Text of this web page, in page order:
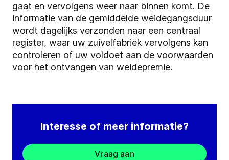
gaat en vervolgens weer naar binnen komt. De
informatie van de gemiddelde weidegangsduur
wordt dagelijks verzonden naar een centraal
register, waar uw zuivelfabriek vervolgens kan
controleren of uw voldoet aan de voorwaarden
voor het ontvangen van weidepremie.
Interesse of meer informatie?
Vraag aan